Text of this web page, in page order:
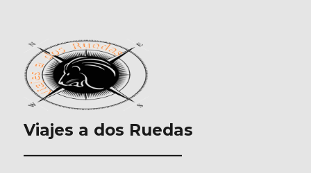
Viajes a dos Ruedas
___________________